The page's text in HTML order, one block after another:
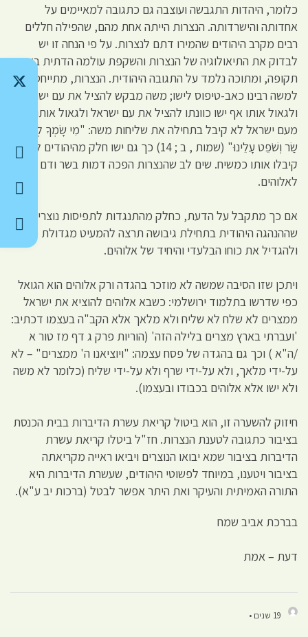
כלומר, היהדות התגבשה ועוצבה גם כתגובה למאיימים על
אחדותה והישרדותה. הנצרות הייתה אחת מהם, שהפילה חללים
רבים מקרב היהודים שהמירו דתם לנצרות. על פי הנחה זו יש
לבדוק את התיאולוגיה של הנצרות והשקפת עולמה הדתית באותה
תקופה, ומתוכה נלמד על התגובה היהודית. הנצרות, מתייחסת
למשה רבינו כאב-טיפוס לישו; משה מבקש להציל את עם ישראל
ולגאול אותו אף ישו כוונתו להציל את עם ישראל ולגאול אותו. חלק
מעם ישראל לא קיבל בתחילה את שליחות משה: "מִי שָׂמְךָ לְאִישׁ
שַׂר וְשֹׁפֵט עָלֵינוּ" (שמות , ב ; 14) כך גם ישו חלק מהיהודים לא
קיבלו אותו כמשיח. שים לב שהנצרות הפכה דמות בשר ודם (ישו)
לאלוהים.
אם כך מתקבל על הדעת, כחלק מהתנגדות לתפיסות נוצריות,
שההנהגה היהודית בתחילת גיבושה תרצה להמעיט מגדולת משה
ולהגדיל את כוחו הבלעדי והיחיד של אלוהים.
ויתכן שזו הסיבה שמשה לא מוזכר בהגדה ורק אלוהים הוא הגואל
כפי שדרשו בתלמוד ירושלמי: כשבא אלוהים להוציא את ישראל
ממצרים לא שלח לא שליח ולא מלאך אלא הקב"ה בעצמו דכתיב:
'ועברתי בארץ מצרים בלילה הזה' (הוריות פרק ג דף מז טור א
/ה"א ) וכך גם בהגדה של פסח עצמה: "ויוציאנו ה' ממצרים" – לא
על-ידי מלאך, ולא על-ידי שרף ולא על-ידי שליח (כלומר לא משה
ולא ישו אלא אלוהים בכבודו ובעצמו).
חיזוק להשערה זו, הוא ביטול קריאת עשרת הדיברות בבית הכנסת
בציבור כתגובה לטענת הנצרות. חז"ל ביטלו קריאת עשרת
הדיברות בציבור שמא יבואו הנוצרים ויביאו ראייה מקריאתה
בציבור ויטענו, במיוחד לפשוטי היהודים, שעשרת הדיברות היא
התורה האמיתית והעיקר ואת היתר אפשר לבטל (ברכות יב ע"א).
בברכת אביב שמח
דעת – אמת
19 שנים •